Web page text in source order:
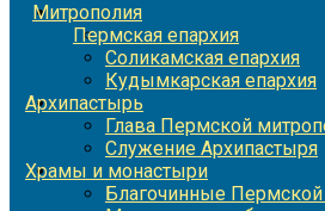
Митрополия
Пермская епархия
Соликамская епархия
Кудымкарская епархия
Архипастырь
Глава Пермской
Служение Архипастыря
Храмы и монастыри
Благочинные Пермской